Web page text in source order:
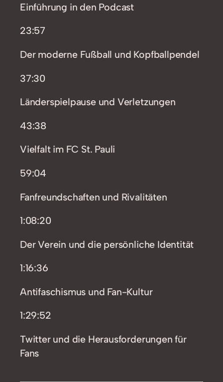
Einführung in den Podcast
23:57
Der moderne Fußball und Kopfballpendel
37:30
Länderspielpause und Verletzungen
43:38
Vielfalt im FC St. Pauli
59:04
Fanfreundschaften und Rivalitäten
1:08:20
Der Verein und die persönliche Identität
1:16:36
Antifaschismus und Fan-Kultur
1:29:52
Twitter und die Herausforderungen für
Fans